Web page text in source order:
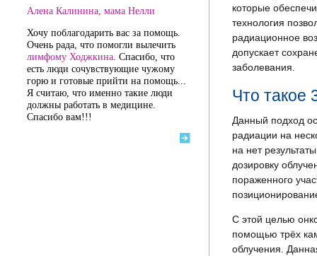
Алена Калинина, мама Нелли
Хочу поблагодарить вас за помощь.
Очень рада, что помогли вылечить
лимфому Ходжкина. Спасибо, что
есть люди сочувствующие чужому
горю и готовые прийти на помощь...
Я считаю, что именно такие люди
должны работать в медицине.
Спасибо вам!!!
которые
технология
радиационное
допускает
заболевания.
Что такое
Данный подход
радиации на
на нет
дозировку
пораженного
С этой целью
помощью трёх
облучения.